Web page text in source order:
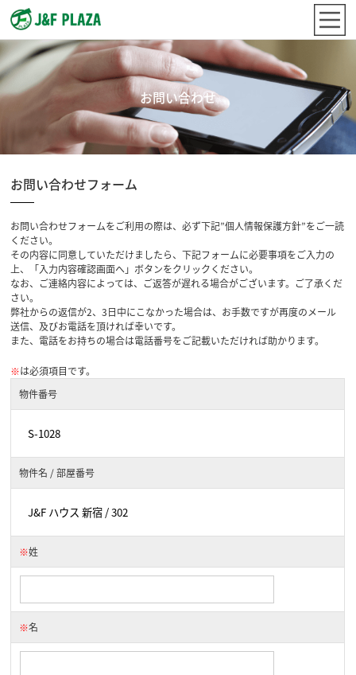
お問い合わせ
お問い合わせフォーム
お問い合わせフォームをご利用の際は、必ず下記”個人情報保護方針”をご一読
ください。
その内容に同意していただけましたら、下記フォームに必要事項をご入力の
上、「入力内容確認画面へ」ボタンをクリックください。
なお、ご連絡内容によっては、ご返答が遅れる場合がございます。ご了承くだ
さい。
弊社からの返信が2、3日中にこなかった場合は、お手数ですが再度のメール
送信、及びお電話を頂ければ幸いです。
また、電話をお持ちの場合は電話番号をご記載いただければ助かります。
※は必須項目です。
物件番号
物件名 / 部屋番号
※姓
※名